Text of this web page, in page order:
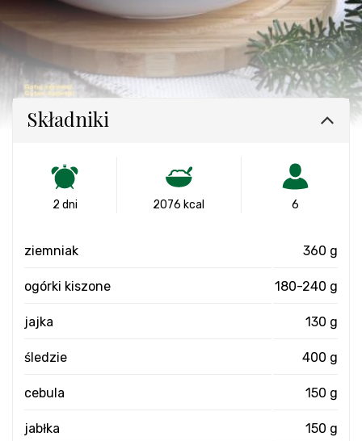
Składniki
2 dni 2076 kcal 6
ziemniak 360 g
ogórki kiszone 180-240 g
jajka 130 g
śledzie 400 g
cebula 150 g
jabłka 150 g